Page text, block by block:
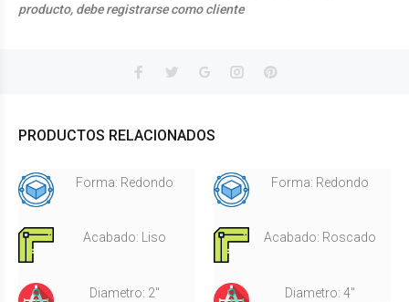
producto, debe registrarse como cliente
PRODUCTOS RELACIONADOS
Forma: Redondo
Acabado: Liso
Diametro: 2"
Forma: Redondo
Acabado: Roscado
Diametro: 4"